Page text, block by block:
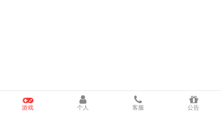
游戏 个人 客服 公告